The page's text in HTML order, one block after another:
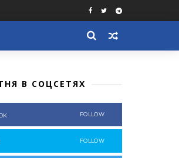
В СОЦСЕТЯХ
FOLLOW
FOLLOW